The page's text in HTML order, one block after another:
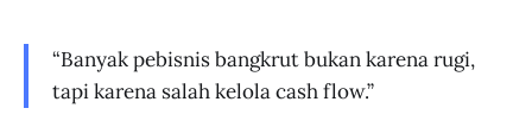
“Banyak pebisnis bangkrut bukan karena rugi,
tapi karena salah kelola cash flow.”